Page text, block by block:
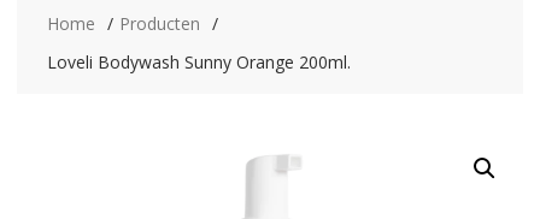
Home
Producten
Loveli Bodywash Sunny Orange 200ml.